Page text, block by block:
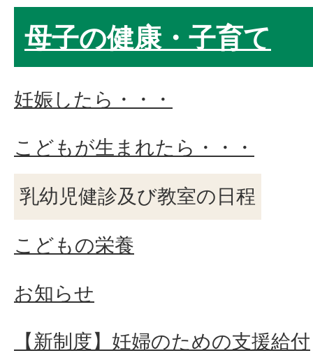
母子の健康・子育て
妊娠したら・・・
こどもが生まれたら・・・
乳幼児健診及び教室の日程
こどもの栄養
お知らせ
【新制度】妊婦のための支援給付